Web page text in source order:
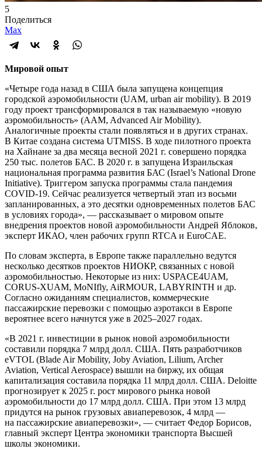
5
Поделиться
Max
Мировой опыт
«Четыре года назад в США была запущена концепция
городской аэромобильности (UAM, urban air mobility). В 2019
году проект трансформировался в так называемую «новую
аэромобильность» (AAM, Advanced Air Mobility).
Аналогичные проекты стали появляться и в других странах.
В Китае создана система UTMISS. В ходе пилотного проекта
на Хайнане за два месяца весной 2021 г. совершено порядка
250 тыс. полетов БАС. В 2020 г. в запущена Израильская
национальная программа развития БАС (Israel’s National Drone
Initiative). Триггером запуска программы стала пандемия
COVID-19. Сейчас реализуется четвертый этап из восьми
запланированных, а это десятки одновременных полетов БАС
в условиях города», — рассказывает о мировом опыте
внедрения проектов новой аэромобильности Андрей Яблоков,
эксперт ИКАО, член рабочих групп RTCA и EuroCAE.
По словам эксперта, в Европе также параллельно ведутся
несколько десятков проектов НИОКР, связанных с новой
аэромобильностью. Некоторые из них: USPACE4UAM,
CORUS-XUAM, MoNIfly, AiRMOUR, LABYRINTH и др.
Согласно ожиданиям специалистов, коммерческие
пассажирские перевозки с помощью аэротакси в Европе
вероятнее всего начнутся уже в 2025–2027 годах.
«В 2021 г. инвестиции в рынок новой аэромобильности
составили порядка 7 млрд долл. США. Пять разработчиков
eVTOL (Blade Air Mobility, Joby Aviation, Lilium, Archer
Aviation, Vertical Aerospace) вышли на биржу, их общая
капитализация составила порядка 11 млрд долл. США. Deloitte
прогнозирует к 2025 г. рост мирового рынка новой
аэромобильности до 17 млрд долл. США. При этом 13 млрд
придутся на рынок грузовых авиаперевозок, 4 млрд —
на пассажирские авиаперевозки», — считает Федор Борисов,
главный эксперт Центра экономики транспорта Высшей
школы экономики.